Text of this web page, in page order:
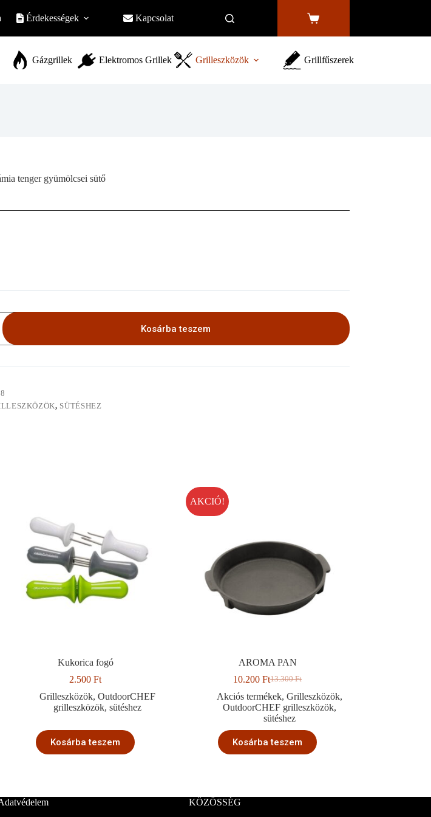
Érdekességek Kapcsolat
Shopping
Gázgrillek Elektromos Grillek Grilleszközök Grillfűszerek
tenger gyümölcsei sütő
Kosárba teszem
, SÜTÉSHEZ
Kukorica fogó
2.500Ft
Grilleszközök,OutdoorCHEF
grilleszközök,sütéshez
Kosárba teszem
AKCIÓ!
AROMA PAN
13.300Ft
Original
price
was:
13.300 Ft.
10.200FtCurrent
price
is:
10.200 Ft.
Akciós termékek,Grilleszközök,
OutdoorCHEF grilleszközök,
sütéshez
Kosárba teszem
KÖZÖSSÉG